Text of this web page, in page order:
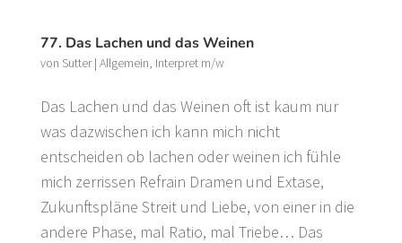
77. Das Lachen und das Weinen
von Sutter| Allgemein, Interpret m/w
Das Lachen und das Weinen oft ist kaum nur
was dazwischen ich kann mich nicht
entscheiden ob lachen oder weinen ich fühle
mich zerrissen Refrain Dramen und Extase,
Zukunftspläne Streit und Liebe, von einer in die
andere Phase, mal Ratio, mal Triebe… Das